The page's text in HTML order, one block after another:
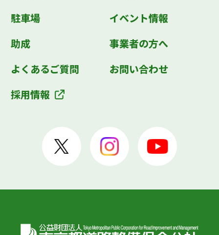
駐車場
イベント情報
助成
事業者の方へ
よくあるご質問
お問い合わせ
採用情報